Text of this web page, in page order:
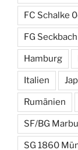
FC Schalke
FG
Hamburg
Italien
Rumänien
SF/BG
SG 1860